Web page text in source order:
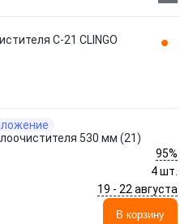
C-21 CLINGO
530 мм (21)
95%
4 шт.
19 - 22 августа
В корзину